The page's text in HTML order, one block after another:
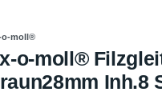
o-moll®
o-moll®
Inh.8